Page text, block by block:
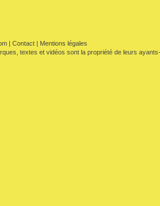
| Contact | Mentions légales
textes et vidéos sont la propriété de leurs